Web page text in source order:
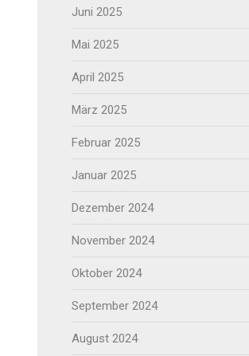
Juni 2025
Mai 2025
April 2025
März 2025
Februar 2025
Januar 2025
Dezember 2024
November 2024
Oktober 2024
September 2024
August 2024